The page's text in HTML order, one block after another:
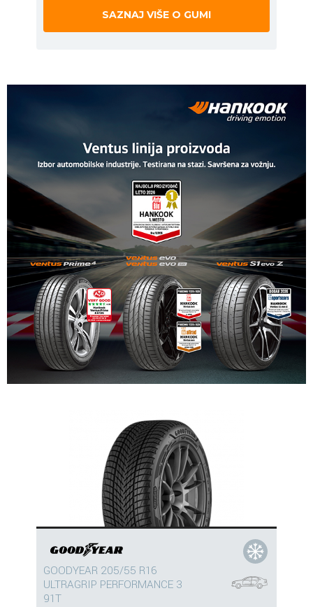
SAZNAJ VIŠE O GUMI
GOODYEAR 205/55 R16
ULTRAGRIP PERFORMANCE 3
91T